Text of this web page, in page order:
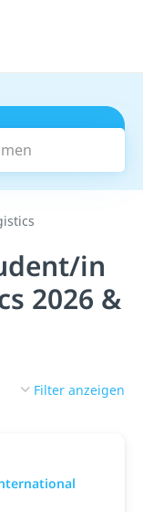
in
2026 &
Filter anzeigen